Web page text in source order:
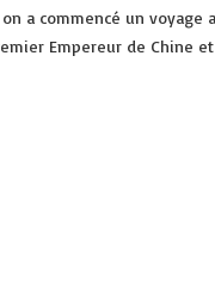
a commencé un
Empereur de Chine